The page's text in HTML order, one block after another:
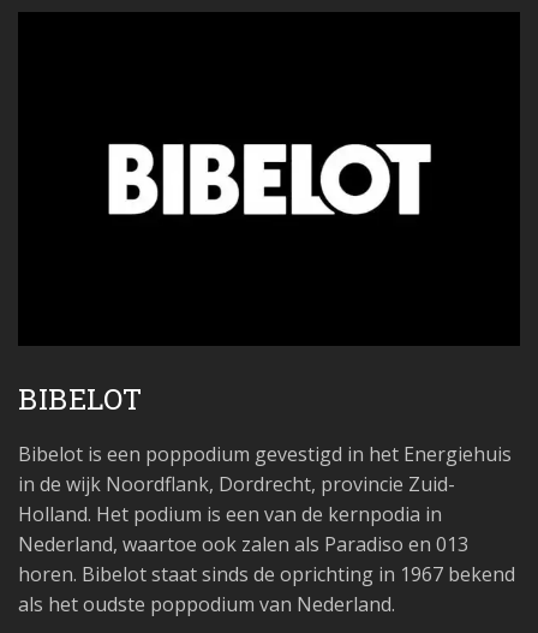
BIBELOT
Bibelot is een poppodium gevestigd in het Energiehuis
in de wijk Noordflank, Dordrecht, provincie Zuid-
Holland. Het podium is een van de kernpodia in
Nederland, waartoe ook zalen als Paradiso en 013
horen. Bibelot staat sinds de oprichting in 1967 bekend
als het oudste poppodium van Nederland.